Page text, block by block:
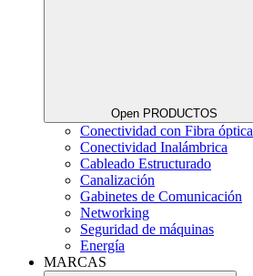
Open PRODUCTOS
Conectividad con Fibra óptica
Conectividad Inalámbrica
Cableado Estructurado
Canalización
Gabinetes de Comunicación
Networking
Seguridad de máquinas
Energía
MARCAS